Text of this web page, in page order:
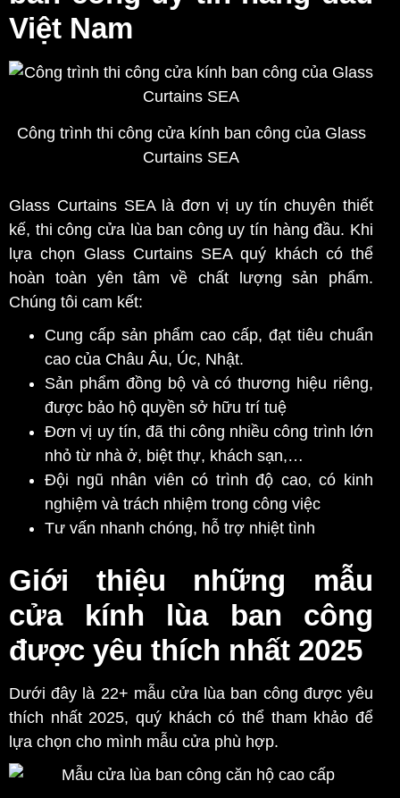
Việt Nam
Công trình thi công cửa kính ban công của Glass
Curtains SEA
Glass Curtains SEA là đơn vị uy tín chuyên thiết
kế, thi công cửa lùa ban công uy tín hàng đầu. Khi
lựa chọn Glass Curtains SEA quý khách có thể
hoàn toàn yên tâm về chất lượng sản phẩm.
Chúng tôi cam kết:
Cung cấp sản phẩm cao cấp, đạt tiêu chuẩn
cao của Châu Âu, Úc, Nhật.
Sản phẩm đồng bộ và có thương hiệu riêng,
được bảo hộ quyền sở hữu trí tuệ
Đơn vị uy tín, đã thi công nhiều công trình lớn
nhỏ từ nhà ở, biệt thự, khách sạn,…
Đội ngũ nhân viên có trình độ cao, có kinh
nghiệm và trách nhiệm trong công việc
Tư vấn nhanh chóng, hỗ trợ nhiệt tình
Giới thiệu những mẫu
cửa kính lùa ban công
được yêu thích nhất 2025
Dưới đây là 22+ mẫu cửa lùa ban công được yêu
thích nhất 2025, quý khách có thể tham khảo để
lựa chọn cho mình mẫu cửa phù hợp.